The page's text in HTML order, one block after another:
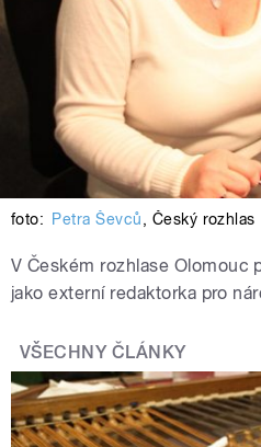
foto: Petra Ševců, Český rozhlas
V Českém rozhlase Olomouc
jako externí redaktorka pro
VŠECHNY ČLÁNKY